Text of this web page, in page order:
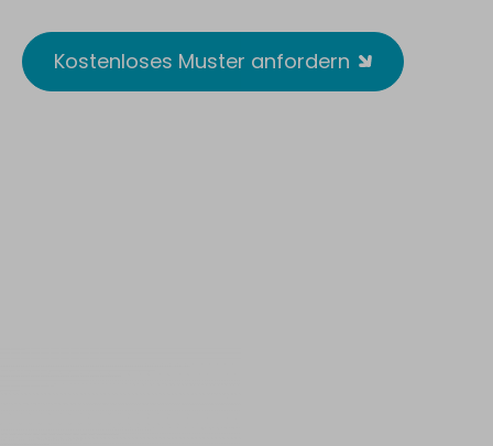
Kostenloses Muster anfordern